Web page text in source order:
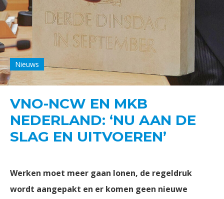
Nieuws
VNO-NCW EN MKB
NEDERLAND: ‘NU AAN DE
SLAG EN UITVOEREN’
Werken moet meer gaan lonen, de regeldruk
wordt aangepakt en er komen geen nieuwe